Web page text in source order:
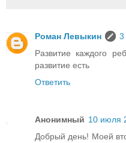
Роман Левыкин
3
Развитие каждого
развитие есть
Ответить
Анонимный 10 июля
Добрый день! Моей